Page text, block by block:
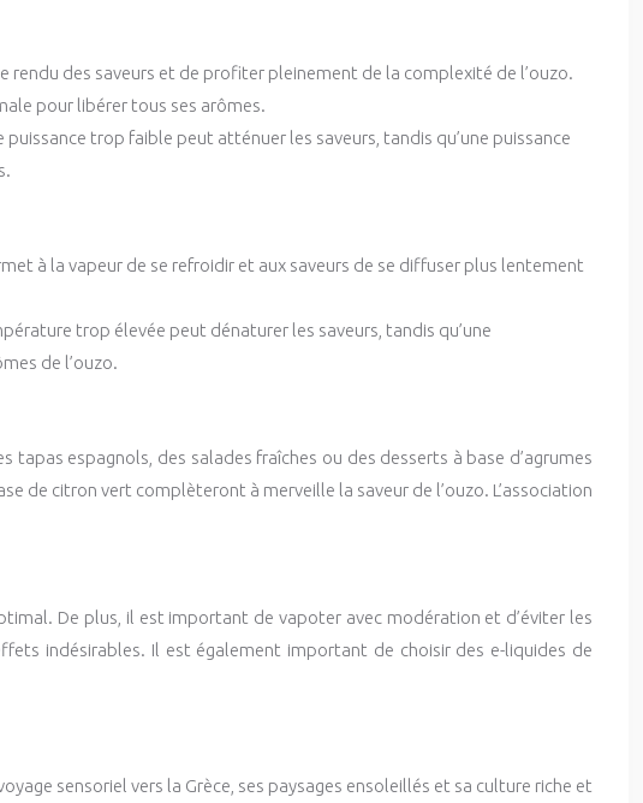
des saveurs et de profiter pleinement de la complexité de l’ouzo.
pour libérer tous ses arômes.
trop faible peut atténuer les saveurs, tandis qu’une puissance
à la vapeur de se refroidir et aux saveurs de se diffuser plus lentement
trop élevée peut dénaturer les saveurs, tandis qu’une
de l’ouzo.
espagnols, des salades fraîches ou des desserts à base d’agrumes
de citron vert complèteront à merveille la saveur de l’ouzo. L’association
De plus, il est important de vapoter avec modération et d’éviter les
indésirables. Il est également important de choisir des e-liquides de
sensoriel vers la Grèce, ses paysages ensoleillés et sa culture riche et